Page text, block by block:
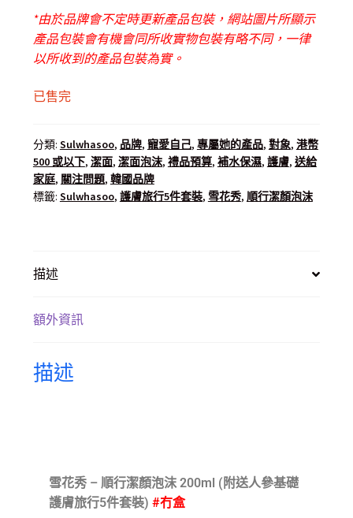
*由於品牌會不定時更新產品包裝，網站圖片所顯示
產品包裝會有機會同所收實物包裝有略不同，一律
以所收到的產品包裝為實。
已售完
分類: Sulwhasoo, 品牌, 寵愛自己, 專屬她的產品, 對象, 港幣
500 或以下, 潔面, 潔面泡沫, 禮品預算, 補水保濕, 護膚, 送給
家庭, 關注問題, 韓國品牌
標籤: Sulwhasoo, 護膚旅行5件套裝, 雪花秀, 順行潔顏泡沫
描述
額外資訊
描述
雪花秀 – 順行潔顏泡沫 200ml (附送人參基礎
護膚旅行5件套裝) #冇盒